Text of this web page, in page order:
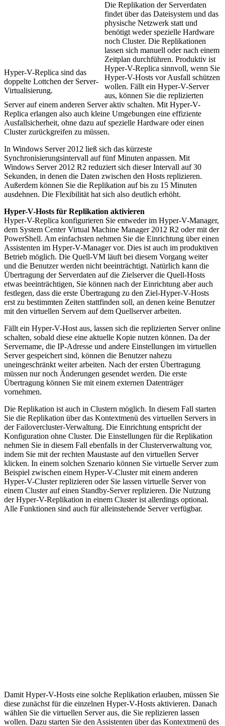
Hyper-V-Replica sind das
doppelte Lottchen der Server-
Virtualisierung.
Die Replikation der Serverdaten
findet über das Dateisystem und das
physische Netzwerk statt und
benötigt weder spezielle Hardware
noch Cluster. Die Replikationen
lassen sich manuell oder nach einem
Zeitplan durchführen. Produktiv ist
Hyper-V-Replica sinnvoll, wenn Sie
Hyper-V-Hosts vor Ausfall schützen
wollen. Fällt ein Hyper-V-Server
aus, können Sie die replizierten
Server auf einem anderen Server aktiv schalten. Mit Hyper-V-
Replica erlangen also auch kleine Umgebungen eine effiziente
Ausfallsicherheit, ohne dazu auf spezielle Hardware oder einen
Cluster zurückgreifen zu müssen.
In Windows Server 2012 ließ sich das kürzeste
Synchronisierungsintervall auf fünf Minuten anpassen. Mit
Windows Server 2012 R2 reduziert sich dieser Intervall auf 30
Sekunden, in denen die Daten zwischen den Hosts replizieren.
Außerdem können Sie die Replikation auf bis zu 15 Minuten
ausdehnen. Die Flexibilität hat sich also deutlich erhöht.
Hyper-V-Hosts für Replikation aktivieren
Hyper-V-Replica konfigurieren Sie entweder im Hyper-V-Manager,
dem System Center Virtual Machine Manager 2012 R2 oder mit der
PowerShell. Am einfachsten nehmen Sie die Einrichtung über einen
Assistenten im Hyper-V-Manager vor. Dies ist auch im produktiven
Betrieb möglich. Die Quell-VM läuft bei diesem Vorgang weiter
und die Benutzer werden nicht beeinträchtigt. Natürlich kann die
Übertragung der Serverdaten auf die Zielserver die Quell-Hosts
etwas beeinträchtigen, Sie können nach der Einrichtung aber auch
festlegen, dass die erste Übertragung zu den Ziel-Hyper-V-Hosts
erst zu bestimmten Zeiten stattfinden soll, an denen keine Benutzer
mit den virtuellen Servern auf dem Quellserver arbeiten.
Fällt ein Hyper-V-Host aus, lassen sich die replizierten Server online
schalten, sobald diese eine aktuelle Kopie nutzen können. Da der
Servername, die IP-Adresse und andere Einstellungen im virtuellen
Server gespeichert sind, können die Benutzer nahezu
uneingeschränkt weiter arbeiten. Nach der ersten Übertragung
müssen nur noch Änderungen gesendet werden. Die erste
Übertragung können Sie mit einem externen Datenträger
vornehmen.
Die Replikation ist auch in Clustern möglich. In diesem Fall starten
Sie die Replikation über das Kontextmenü des virtuellen Servers in
der Failovercluster-Verwaltung. Die Einrichtung entspricht der
Konfiguration ohne Cluster. Die Einstellungen für die Replikation
nehmen Sie in diesem Fall ebenfalls in der Clusterverwaltung vor,
indem Sie mit der rechten Maustaste auf den virtuellen Server
klicken. In einem solchen Szenario können Sie virtuelle Server zum
Beispiel zwischen einem Hyper-V-Cluster mit einem anderen
Hyper-V-Cluster replizieren oder Sie lassen virtuelle Server von
einem Cluster auf einen Standby-Server replizieren. Die Nutzung
der Hyper-V-Replikation in einem Cluster ist allerdings optional.
Alle Funktionen sind auch für alleinstehende Server verfügbar.
Damit Hyper-V-Hosts eine solche Replikation erlauben, müssen Sie
diese zunächst für die einzelnen Hyper-V-Hosts aktivieren. Danach
wählen Sie die virtuellen Server aus, die Sie replizieren lassen
wollen. Dazu starten Sie den Assistenten über das Kontextmenü des